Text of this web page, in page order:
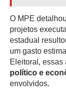
O MPE
projetos
estadual
um gasto
Eleitoral,
político e
envolvidos.